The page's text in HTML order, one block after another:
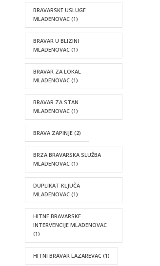
BRAVARSKE USLUGE
MLADENOVAC (1)
BRAVAR U BLIZINI
MLADENOVAC (1)
BRAVAR ZA LOKAL
MLADENOVAC (1)
BRAVAR ZA STAN
MLADENOVAC (1)
BRAVA ZAPINJE (2)
BRZA BRAVARSKA SLUŽBA
MLADENOVAC (1)
DUPLIKAT KLJUČA
MLADENOVAC (1)
HITNE BRAVARSKE
INTERVENCIJE MLADENOVAC
(1)
HITNI BRAVAR LAZAREVAC (1)